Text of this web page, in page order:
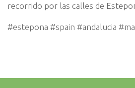
recorrido por las calles de
#estepona #spain #andalucia